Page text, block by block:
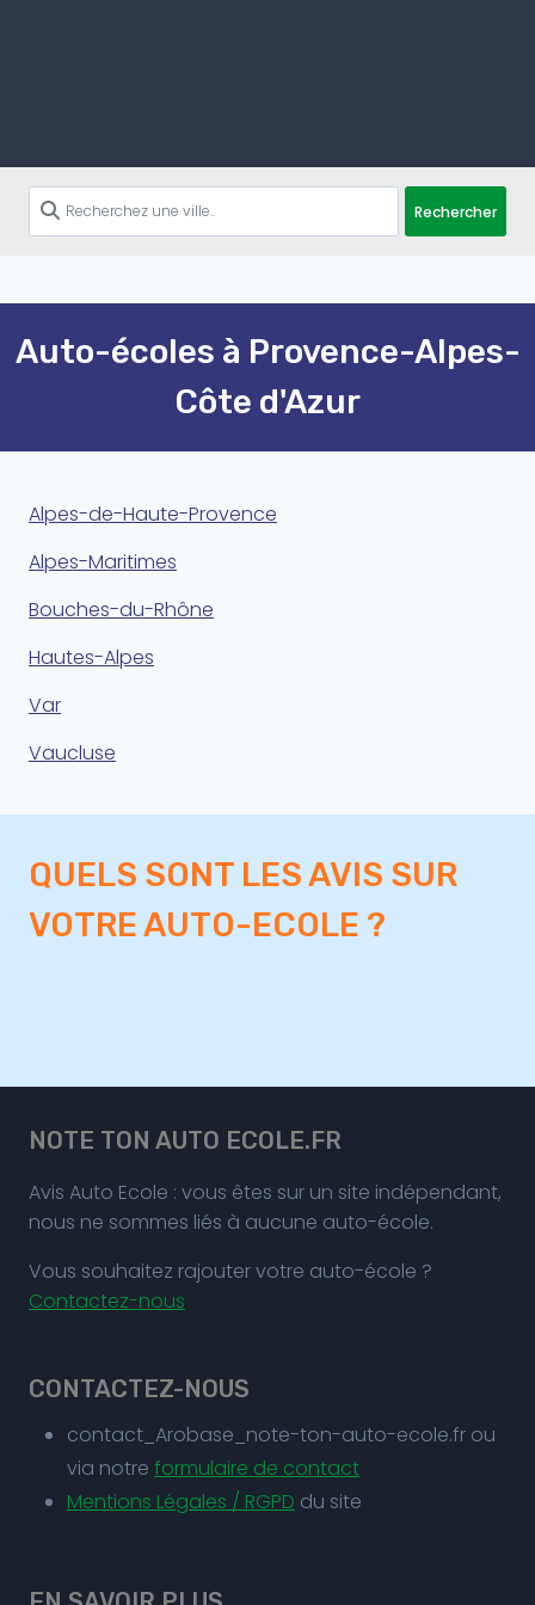
Rechercher
Auto-écoles à Provence-Alpes-
Côte d'Azur
Alpes-de-Haute-Provence
Alpes-Maritimes
Bouches-du-Rhône
Hautes-Alpes
Var
Vaucluse
QUELS SONT LES AVIS SUR
VOTRE AUTO-ECOLE ?
NOTE TON AUTO ECOLE.FR
Avis Auto Ecole : vous êtes sur un site indépendant,
nous ne sommes liés à aucune auto-école.
Vous souhaitez rajouter votre auto-école ?
Contactez-nous
CONTACTEZ-NOUS
contact_Arobase_note-ton-auto-ecole.fr ou
via notre formulaire de contact
Mentions Légales / RGPD du site